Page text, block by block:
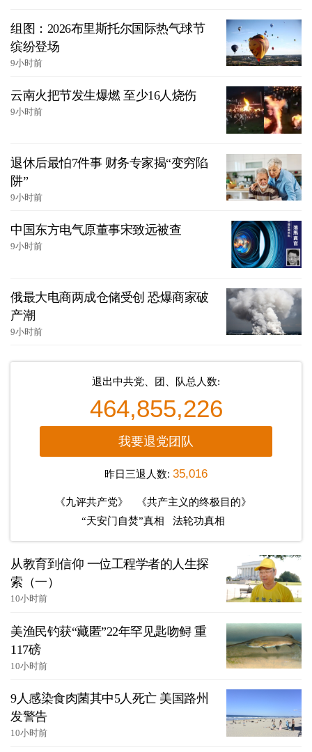
组图：2026布里斯托尔国际热气球节
缤纷登场
9小时前
云南火把节发生爆燃 至少16人烧伤
9小时前
退休后最怕7件事 财务专家揭“变穷陷
阱”
9小时前
中国东方电气原董事宋致远被查
9小时前
俄最大电商两成仓储受创 恐爆商家破
产潮
9小时前
退出中共党、团、队总人数:
464,855,226
我要退党团队
昨日三退人数: 35,016
《九评共产党》
《共产主义的终极目的》
“天安门自焚”真相
法轮功真相
从教育到信仰 一位工程学者的人生探
索（一）
10小时前
美渔民钓获“藏匿”22年罕见匙吻鲟 重
117磅
10小时前
9人感染食肉菌其中5人死亡 美国路州
发警告
10小时前